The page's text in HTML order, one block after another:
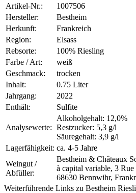
Artikel-Nr.:
1007506
Hersteller:
Bestheim
Herkunft:
Frankreich
Region:
Elsass
Rebsorte:
100% Riesling
Farbe / Art:
weiß
Geschmack:
trocken
Inhalt:
0.75 Liter
Jahrgang:
2022
Enthält:
Sulfite
Analysewerte:
Alkoholgehalt: 12,0%
Restzucker: 5,3 g/l
Säuregehalt: 3,9 g/l
Lagerfähigkeit: ca. 4-5 Jahre
Weingut /
Abfüller:
Bestheim & Châteaux
à capital variable, 3
68630 Bennwihr,
Weiterführende Links zu Bestheim